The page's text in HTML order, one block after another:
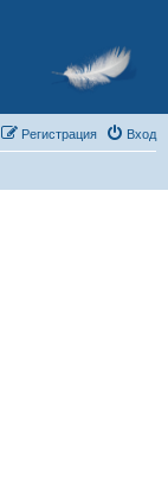
Вход
Регистрация